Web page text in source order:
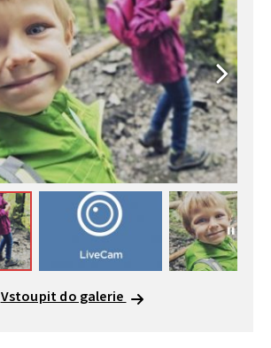
Vstoupit do galerie